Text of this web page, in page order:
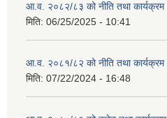
आ.व. २०८२/८३ को नीति तथा कार्यक्रम
मिति: 06/25/2025 - 10:41
आ.व. २०८१/८२ को नीति तथा कार्यक्रम
मिति: 07/22/2024 - 16:48